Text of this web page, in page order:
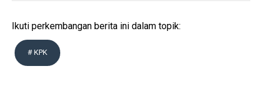
Ikuti perkembangan berita ini dalam topik:
# KPK